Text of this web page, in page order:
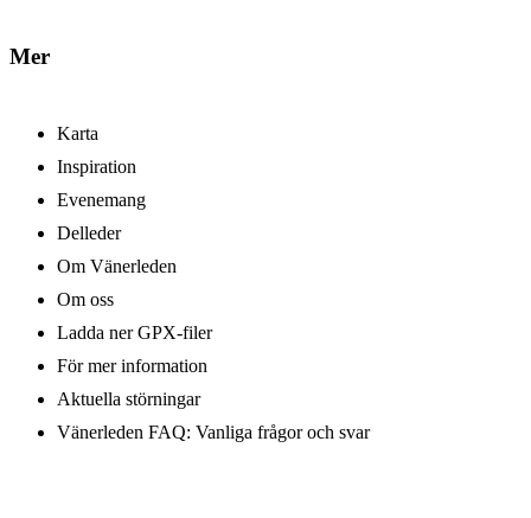
Mer
Karta
Inspiration
Evenemang
Delleder
Om Vänerleden
Om oss
Ladda ner GPX-filer
För mer information
Aktuella störningar
Vänerleden FAQ: Vanliga frågor och svar